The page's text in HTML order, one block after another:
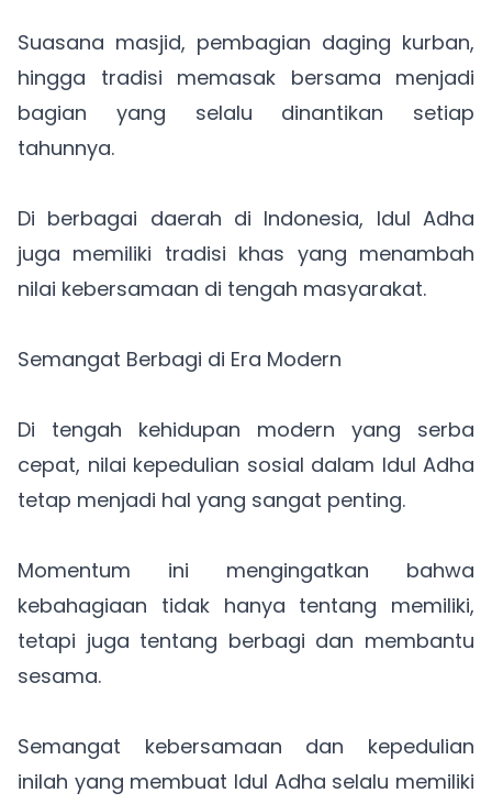
Suasana masjid, pembagian daging kurban,
hingga tradisi memasak bersama menjadi
bagian yang selalu dinantikan setiap
tahunnya.
Di berbagai daerah di Indonesia, Idul Adha
juga memiliki tradisi khas yang menambah
nilai kebersamaan di tengah masyarakat.
Semangat Berbagi di Era Modern
Di tengah kehidupan modern yang serba
cepat, nilai kepedulian sosial dalam Idul Adha
tetap menjadi hal yang sangat penting.
Momentum ini mengingatkan bahwa
kebahagiaan tidak hanya tentang memiliki,
tetapi juga tentang berbagi dan membantu
sesama.
Semangat kebersamaan dan kepedulian
inilah yang membuat Idul Adha selalu memiliki